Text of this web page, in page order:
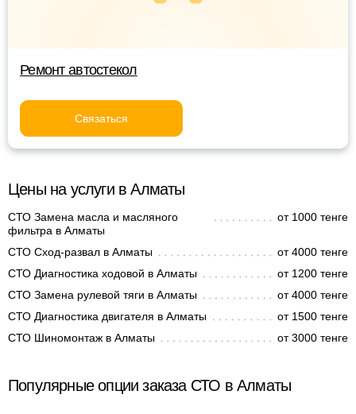
Ремонт автостекол
Связаться
Цены на услуги в Алматы
СТО Замена масла и масляного
фильтра в Алматы
от 1000 тенге
СТО Сход-развал в Алматы
от 4000 тенге
СТО Диагностика ходовой в Алматы
от 1200 тенге
СТО Замена рулевой тяги в Алматы
от 4000 тенге
СТО Диагностика двигателя в Алматы
от 1500 тенге
СТО Шиномонтаж в Алматы
от 3000 тенге
Популярные опции заказа СТО в Алматы